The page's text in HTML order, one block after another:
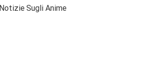
Notizie Sugli Anime